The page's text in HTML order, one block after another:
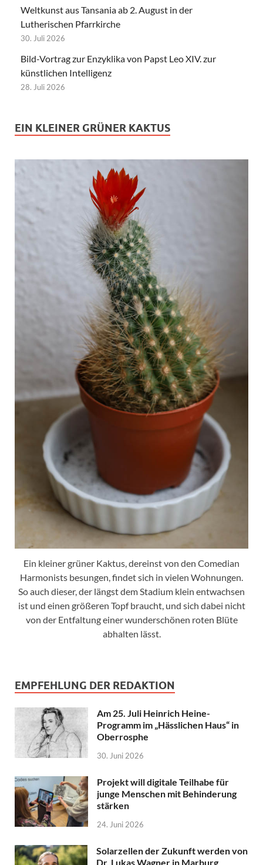
Weltkunst aus Tansania ab 2. August in der
Lutherischen Pfarrkirche
30. Juli 2026
Bild-Vortrag zur Enzyklika von Papst Leo XIV. zur
künstlichen Intelligenz
28. Juli 2026
EIN KLEINER GRÜNER KAKTUS
Ein kleiner grüner Kaktus, dereinst von den Comedian
Harmonists besungen, findet sich in vielen Wohnungen.
So auch dieser, der längst dem Stadium klein entwachsen
ist und einen größeren Topf braucht, und sich dabei nicht
von der Entfaltung einer wunderschönen roten Blüte
abhalten lässt.
EMPFEHLUNG DER REDAKTION
Am 25. Juli Heinrich Heine-
Programm im „Hässlichen Haus“ in
Oberrosphe
30. Juni 2026
Projekt will digitale Teilhabe für
junge Menschen mit Behinderung
stärken
24. Juni 2026
Solarzellen der Zukunft werden von
Dr. Lukas Wagner in Marburg